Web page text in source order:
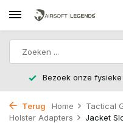
Bezoek onze
Terug Home Tactical
Holster Adapters
Jacket